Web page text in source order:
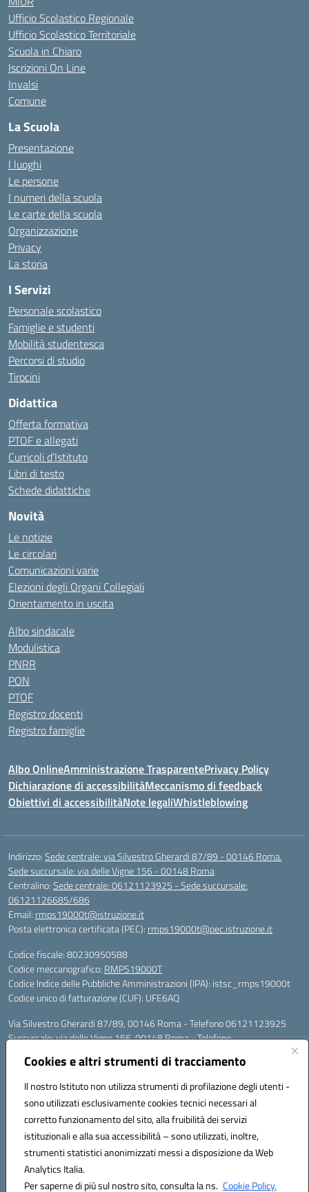
Cookies e altri strumenti di tracciamento
Il nostro Istituto non utilizza strumenti di profilazione degli utenti -
sono utilizzati esclusivamente cookies tecnici necessari al
corretto funzionamento del sito, alla fruibilità dei servizi
istituzionali e alla sua accessibilità – sono utilizzati, inoltre,
strumenti statistici anonimizzati messi a disposizione da Web
Analytics Italia.
Per saperne di più sul nostro sito, consulta la ns. Cookie Policy.
Ufficio Scolastico Regionale
Ufficio Scolastico Territoriale
Scuola in Chiaro
Iscrizioni On Line
Invalsi
Comune
La Scuola
Presentazione
I luoghi
Le persone
I numeri della scuola
Le carte della scuola
Organizzazione
Privacy
La storia
I Servizi
Personale scolastico
Famiglie e studenti
Mobilità studentesca
Percorsi di studio
Tirocini
Didattica
Offerta formativa
PTOF e allegati
Curricoli d’Istituto
Libri di testo
Schede didattiche
Novità
Le notizie
Le circolari
Comunicazioni varie
Elezioni degli Organi Collegiali
Orientamento in uscita
Albo sindacale
Modulistica
PNRR
PON
PTOF
Registro docenti
Registro famiglie
Albo OnlineAmministrazione TrasparentePrivacy Policy
Dichiarazione di accessibilitàMeccanismo di feedback
Obiettivi di accessibilitàNote legaliWhistleblowing
Indirizzo:Sede centrale: via Silvestro Gherardi 87/89 - 00146 Roma.
Sede succursale: via delle Vigne 156 - 00148 Roma
Centralino:Sede centrale: 06121123925 - Sede succursale:
06121126685/686
Email: rmps19000t@istruzione.it
Posta elettronica certificata (PEC): rmps19000t@pec.istruzione.it
Codice fiscale: 80230950588
Codice meccanografico: RMPS19000T
Codice Indice delle Pubbliche Amministrazioni (IPA): istsc_rmps19000t
Codice unico di fatturazione (CUF): UFE6AQ
Via Silvestro Gherardi 87/89, 00146 Roma - Telefono 06121123925
Succursale: via delle Vigne 156, 00148 Roma - Telefono
Mail: rmps19000t@istruzione.it - PEC: rmps19000t@pec.istruzione.it
Per contatti con il Dirigente Scolastico, utilizzare esclusivamente
Codice univoco ufficio: UFE6AQ
Codice meccanografico: RMPS19000T
Codice fiscale: 80230950588
Hosting & Powered by 3D Solution S.r.l.